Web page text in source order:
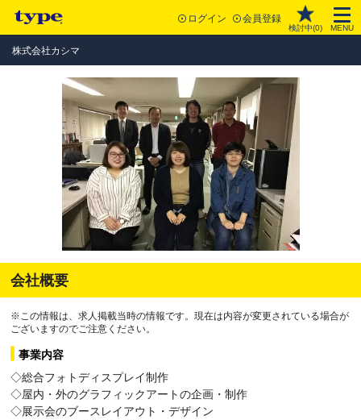
ログイン 会員登録
検討中(0) MENU
株式会社カシマ
会社概要
※この情報は、求人掲載当時の情報です。現在は内容が変更されている場合が
ございますのでご注意ください。
事業内容
◇総合フォトディスプレイ制作
◇屋内・外のグラフィックアートの企画・制作
◇展示会のブースレイアウト・デザイン